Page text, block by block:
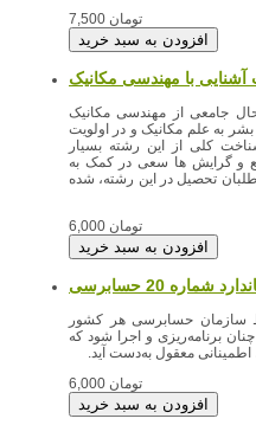
7,500 تومان
جامعی از مهندسی مکانیک
بشر به علم مکانیک و در اولویت
کلی از این رشته بسیار
و گرایش ها سعی در کمک به
تحصیل در این رشته، شده
6,000 تومان
20 حسابرسی
سازمان حسابرسی هر کشور
برنامه‌ریزی و اجرا شود که
معقول به‌دست آید.
6,000 تومان